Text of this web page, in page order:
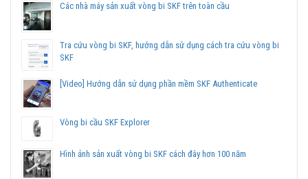
Các nhà máy sản xuất vòng bi SKF trên toàn cầu
Tra cứu vòng bi SKF, hướng dẫn sử dụng cách tra cứu vòng bi
SKF
[Video] Hướng dẫn sử dụng phần mềm SKF Authenticate
Vòng bi cầu SKF Explorer
Hình ảnh sản xuất vòng bi SKF cách đây hơn 100 năm